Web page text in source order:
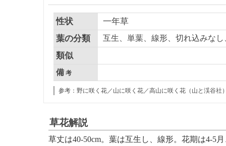
性状
一年草
葉の分類
互生、単葉、線形、切れ込みな
類似
備 考
参考：野に咲く花／山に咲く花／高山に咲く花（山と渓谷社
草花解説
草丈は40-50cm。葉は互生し、線形。花期は4-5月